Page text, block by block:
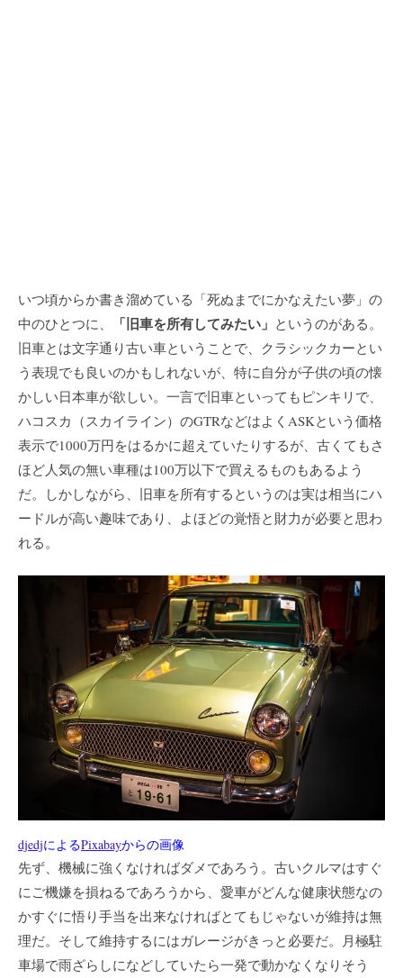
いつ頃からか書き溜めている「死ぬまでにかなえたい夢」の
中のひとつに、
「旧車を所有してみたい」 というのがある。
旧車とは文字通り古い車ということで、クラシックカーとい
う表現でも良いのかもしれないが、特に自分が子供の頃の懐
かしい日本車が欲しい。一言で旧車といってもピンキリで、
ハコスカ（スカイライン）のGTRなどはよくASKという価格
表示で1000万円をはるかに超えていたりするが、古くてもさ
ほど人気の無い車種は100万以下で買えるものもあるよう
だ。しかしながら、旧車を所有するというのは実は相当にハ
ードルが高い趣味であり、よほどの覚悟と財力が必要と思わ
れる。
djedjによるPixabayからの画像
先ず、機械に強くなければダメであろう。古いクルマはすぐ
にご機嫌を損ねるであろうから、愛車がどんな健康状態なの
かすぐに悟り手当を出来なければとてもじゃないが維持は無
理だ。そして維持するにはガレージがきっと必要だ。月極駐
車場で雨ざらしになどしていたら一発で動かなくなりそう